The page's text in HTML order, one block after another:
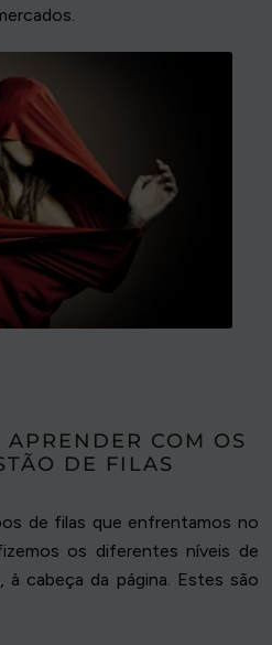
COM OS
DE FILAS
de filas que enfrentamos no
os diferentes níveis de
cabeça da página. Estes são